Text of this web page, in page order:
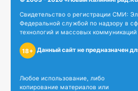
Свидетельство о регистрации СМИ:
Федеральной службой по надзору в
технологий и массовых коммуникаций
18+ Данный сайт не предназначен
Любое использование, либо
копирование материалов или